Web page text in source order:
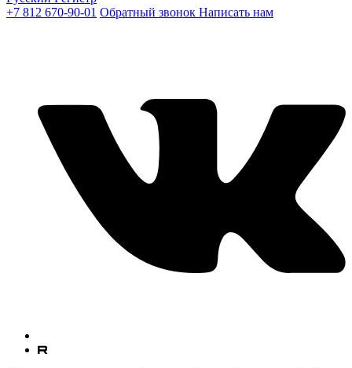
+7 812 670-90-01 Обратный звонок Написать нам